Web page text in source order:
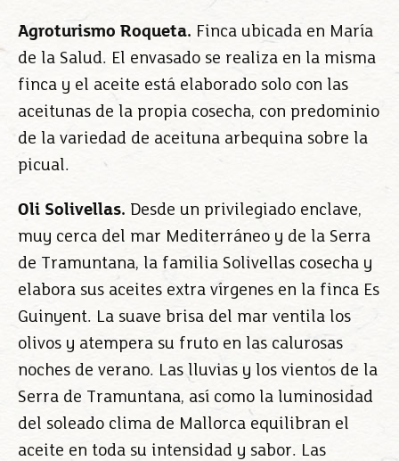
Agroturismo Roqueta. Finca ubicada en María
de la Salud. El envasado se realiza en la misma
finca y el aceite está elaborado solo con las
aceitunas de la propia cosecha, con predominio
de la variedad de aceituna arbequina sobre la
picual.
Oli Solivellas. Desde un privilegiado enclave,
muy cerca del mar Mediterráneo y de la Serra
de Tramuntana, la familia Solivellas cosecha y
elabora sus aceites extra vírgenes en la finca Es
Guinyent. La suave brisa del mar ventila los
olivos y atempera su fruto en las calurosas
noches de verano. Las lluvias y los vientos de la
Serra de Tramuntana, así como la luminosidad
del soleado clima de Mallorca equilibran el
aceite en toda su intensidad y sabor. Las